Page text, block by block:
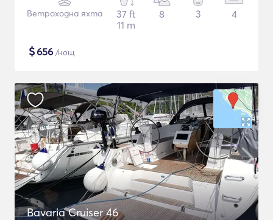
Ветроходна яхта
37 ft
11 m
8 3 4
$656 /нощ
Bavaria Cruiser 46